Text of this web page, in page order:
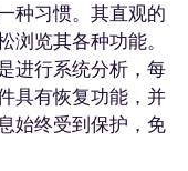
种习惯。其直观的
浏览其各种功能。
进行系统分析，每
具有恢复功能，并
始终受到保护，免